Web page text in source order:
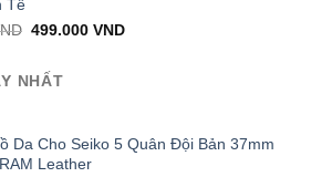
Tế
Original
was:
1.000.000 VND.
499.000VNDCurrent
NHẤT
Da Cho Seiko 5 Quân Đội Bản 37mm
Leather